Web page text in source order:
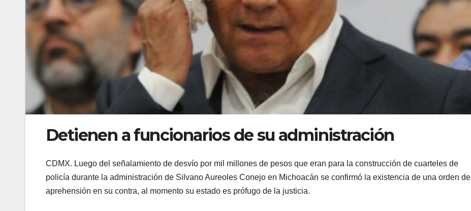
Detienen a funcionarios de su administración
CDMX. Luego del señalamiento de desvío por mil millones de pesos que eran para la construcción de cuarteles de
policía durante la administración de Silvano Aureoles Conejo en Michoacán se confirmó la existencia de una orden de
aprehensión en su contra, al momento su estado es prófugo de la justicia.